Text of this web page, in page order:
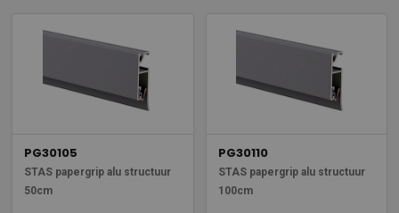
PG30105
STAS papergrip alu structuur
50cm
PG30110
STAS papergrip alu structuur
100cm